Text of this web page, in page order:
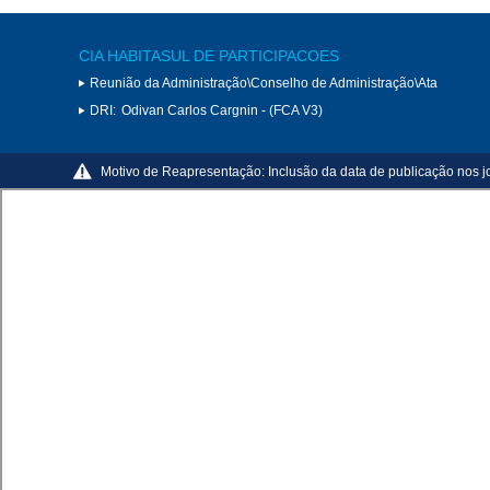
CIA HABITASUL DE PARTICIPACOES
Reunião da Administração\Conselho de Administração\Ata
DRI: Odivan Carlos Cargnin - (FCA V3)
Motivo de Reapresentação: Inclusão da data de publicação nos